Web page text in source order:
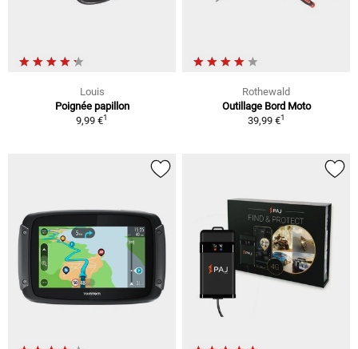
Louis
Poignée papillon
9,99 €1
Rothewald
Outillage Bord Moto
39,99 €1